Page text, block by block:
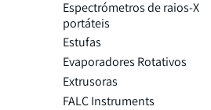
Espectrómetros de raios-X
portáteis
Estufas
Evaporadores Rotativos
Extrusoras
FALC Instruments